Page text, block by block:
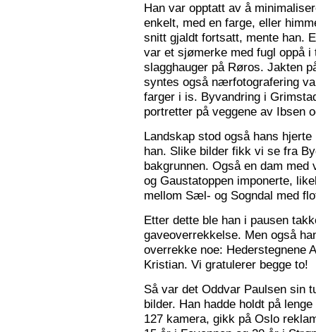
Han var opptatt av å
enkelt, med en farge, eller
snitt gjaldt fortsatt, mente han.
var et sjømerke med fugl oppå
slagghauger på Røros. Jakten
syntes også nærfotografering
farger i is. Byvandring i
portretter på veggene av Ibsen
Landskap stod også hans
han. Slike bilder fikk vi se fra
bakgrunnen. Også en dam
og Gaustatoppen imponerte,
mellom Sæl- og Sogndal med
Etter dette ble han i pausen
gaveoverrekkelse. Men også
overrekke noe: Hederstegnene
Kristian. Vi gratulerer begge to!
Så var det Oddvar Paulsen sin
bilder. Han hadde holdt på
127 kamera, gikk på Oslo